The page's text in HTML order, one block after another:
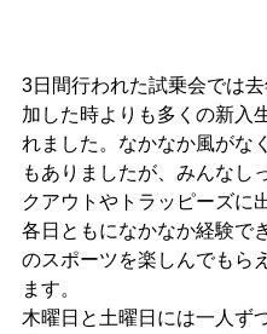
3日間行われた試乗会では
加した時よりも多くの新入
れました。なかなか風がな
もありましたが、みんなし
クアウトやトラッピーズに
各日ともになかなか経験で
のスポーツを楽しんでもら
ます。
木曜日と土曜日には一人ず